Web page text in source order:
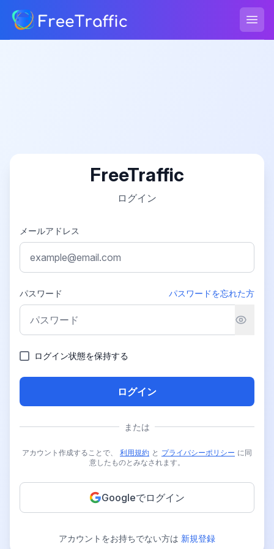
FreeTraffic メニ
FreeTraffic
ログイン
メールアドレス
パスワード パスワードを忘れた方
ログイン状態を保持する
ログイン
または
アカウント作成することで、 利用規約 と プライバシーポリシー に同
意したものとみなされます。
Googleでログイン
アカウントをお持ちでない方は 新規登録